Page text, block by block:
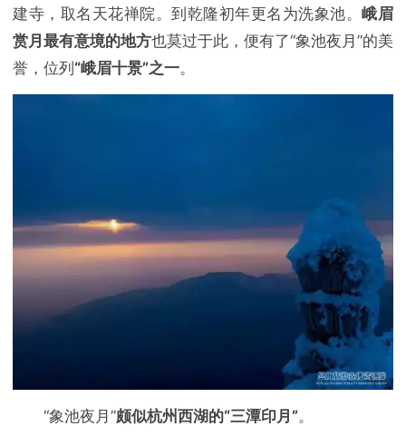
建寺，取名天花禅院。到乾隆初年更名为洗象池。峨眉
赏月最有意境的地方也莫过于此，便有了“象池夜月”的美
誉，位列“峨眉十景”之一。
“象池夜月”颇似杭州西湖的“三潭印月”。